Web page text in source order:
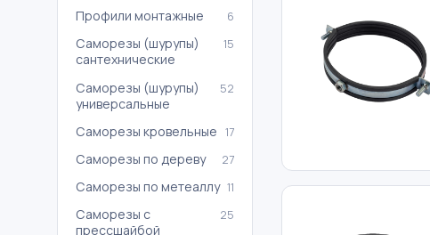
Профили монтажные 6
Саморезы (шурупы)
сантехнические
15
Саморезы (шурупы)
универсальные
52
Саморезы кровельные 17
Саморезы по дереву 27
Саморезы по метеаллу 11
Саморезы с
прессшайбой
25